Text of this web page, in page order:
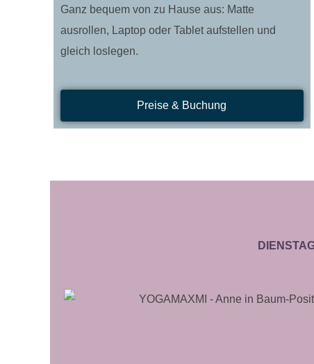
Ganz bequem von zu Hause aus: Matte
ausrollen, Laptop oder Tablet aufstellen und
gleich loslegen.
Preise & Buchung